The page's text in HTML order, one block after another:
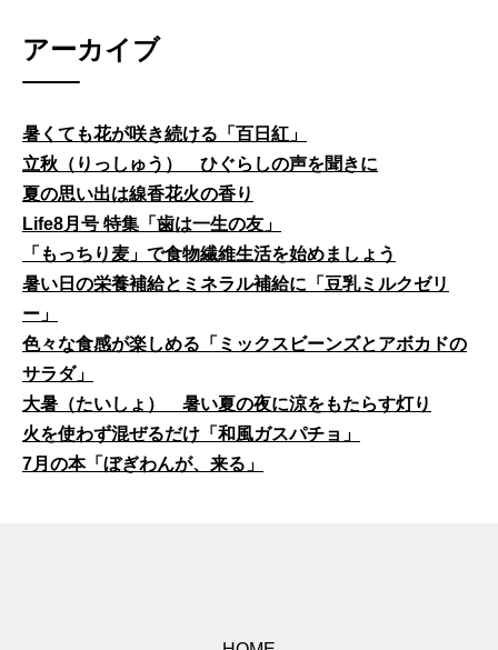
アーカイブ
暑くても花が咲き続ける「百日紅」
立秋（りっしゅう） ひぐらしの声を聞きに
夏の思い出は線香花火の香り
Life8月号 特集「歯は一生の友」
「もっちり麦」で食物繊維生活を始めましょう
暑い日の栄養補給とミネラル補給に「豆乳ミルクゼリ
ー」
色々な食感が楽しめる「ミックスビーンズとアボカドの
サラダ」
大暑（たいしょ） 暑い夏の夜に涼をもたらす灯り
火を使わず混ぜるだけ「和風ガスパチョ」
7月の本「ぼぎわんが、来る」